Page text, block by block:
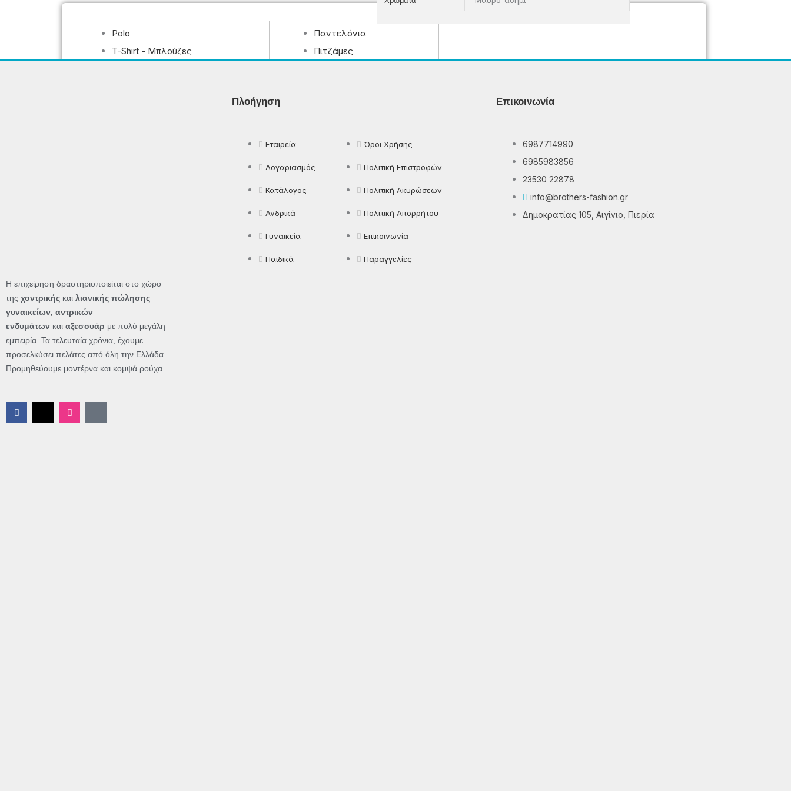
Polo
T-Shirt - Μπλούζες
Παντελόνια - Φούτερ Ζακέτες
Παντελόνια
Πιτζάμες
Η επιχείρηση δραστηριοποιείται στο χώρο
της χοντρικής και λιανικής πώλησης
γυναικείων, αντρικών
ενδυμάτων και αξεσουάρ με πολύ μεγάλη
εμπειρία. Τα τελευταία χρόνια, έχουμε
προσελκύσει πελάτες από όλη την Ελλάδα.
Προμηθεύουμε μοντέρνα και κομψά ρούχα.
F
a
c
X
t
I
n
s
T
k
Πλοήγηση
Εταιρεία
Λογαριασμός
Κατάλογος
Ανδρικά
Γυναικεία
Παιδικά
Όροι Χρήσης
Πολιτική Επιστροφών
Πολιτική Ακυρώσεων
Πολιτική Απορρήτου
Επικοινωνία
Παραγγελίες
Επικοινωνία
6987714990
6985983856
23530 22878
info@brothers-fashion.gr
Δημοκρατίας 105, Αιγίνιο, Πιερία